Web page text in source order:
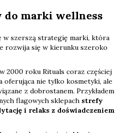
do marki wellness
w szerszą strategię marki, która
rozwija się w kierunku szeroko
2000 roku Rituals coraz częściej
oferująca nie tylko kosmetyki, ale
z dobrostanem. Przykładem
flagowych sklepach strefy
i relaks z doświadczeniem